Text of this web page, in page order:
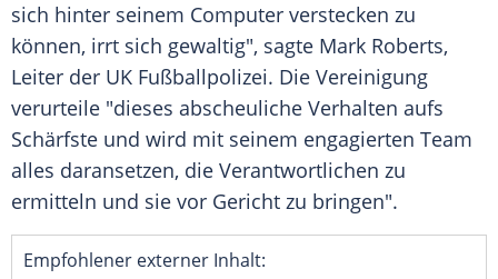
sich hinter seinem Computer verstecken zu
können, irrt sich gewaltig", sagte Mark Roberts,
Leiter der UK Fußballpolizei. Die Vereinigung
verurteile "dieses abscheuliche Verhalten aufs
Schärfste und wird mit seinem engagierten Team
alles daransetzen, die Verantwortlichen zu
ermitteln und sie vor Gericht zu bringen".
Empfohlener externer Inhalt: